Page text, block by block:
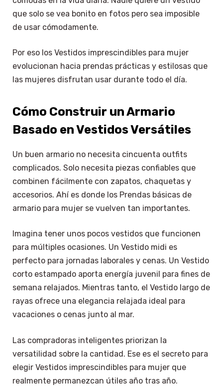
que solo se vea bonito en fotos pero sea imposible
de usar cómodamente.
Por eso los Vestidos imprescindibles para mujer
evolucionan hacia prendas prácticas y estilosas que
las mujeres disfrutan usar durante todo el día.
Cómo Construir un Armario
Basado en Vestidos Versátiles
Un buen armario no necesita cincuenta outfits
complicados. Solo necesita piezas confiables que
combinen fácilmente con zapatos, chaquetas y
accesorios. Ahí es donde los Prendas básicas de
armario para mujer se vuelven tan importantes.
Imagina tener unos pocos vestidos que funcionen
para múltiples ocasiones. Un Vestido midi es
perfecto para jornadas laborales y cenas. Un Vestido
corto estampado aporta energía juvenil para fines de
semana relajados. Mientras tanto, el Vestido largo de
rayas ofrece una elegancia relajada ideal para
vacaciones o cenas junto al mar.
Las compradoras inteligentes priorizan la
versatilidad sobre la cantidad. Ese es el secreto para
elegir Vestidos imprescindibles para mujer que
realmente permanezcan útiles año tras año.